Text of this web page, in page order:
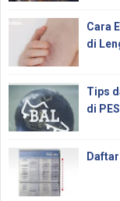
Cara
di
Tips
di